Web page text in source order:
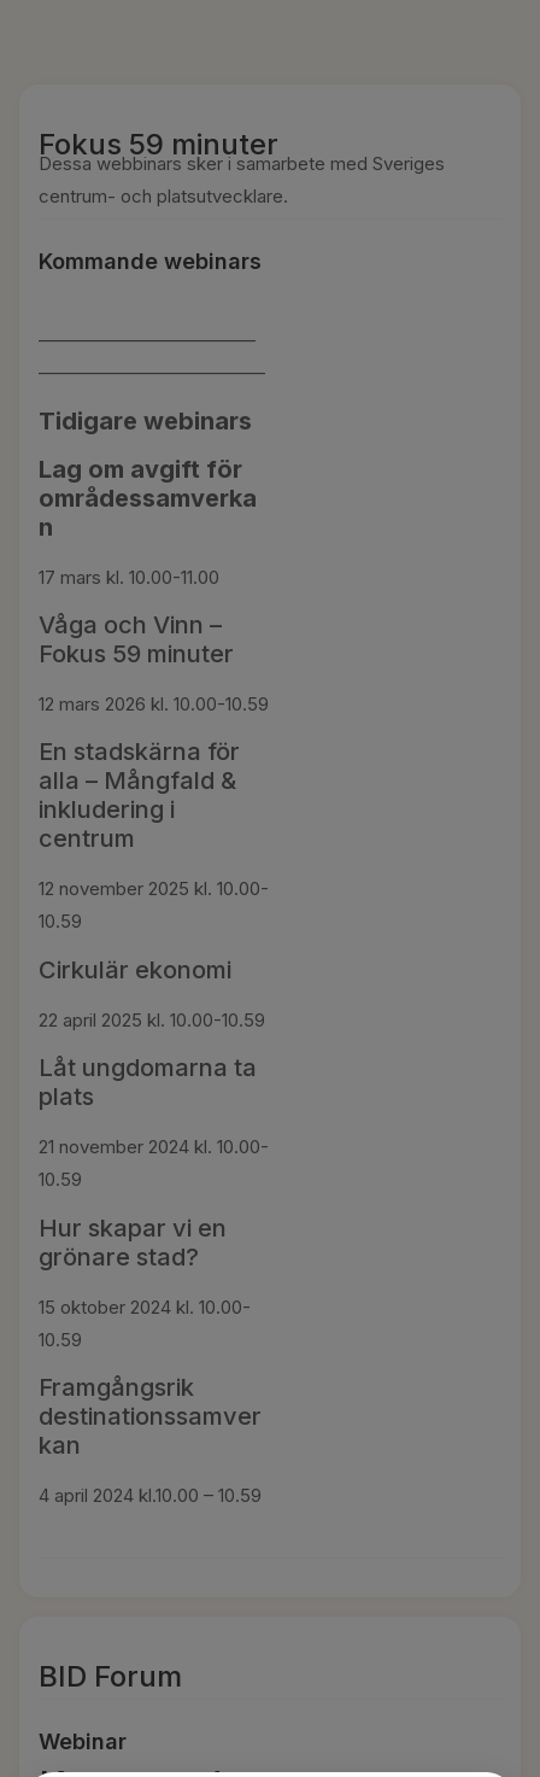
Fokus 59 minuter
Dessa webbinars sker i samarbete med Sveriges
centrum- och platsutvecklare.
Kommande webinars
————————————
————————————–
Tidigare webinars
Lag om avgift för
områdessamverka
n
17 mars kl. 10.00-11.00
Våga och Vinn –
Fokus 59 minuter
12 mars 2026 kl. 10.00-10.59
En stadskärna för
alla – Mångfald &
inkludering i
centrum
12 november 2025 kl. 10.00-
10.59
Cirkulär ekonomi
22 april 2025 kl. 10.00-10.59
Låt ungdomarna ta
plats
21 november 2024 kl. 10.00-
10.59
Hur skapar vi en
grönare stad?
15 oktober 2024 kl. 10.00-
10.59
Framgångsrik
destinationssamver
kan
4 april 2024 kl.10.00 – 10.59
BID Forum
Webinar